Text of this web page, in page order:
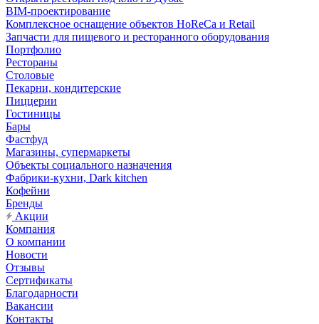
BIM-проектирование
Комплексное оснащение объектов HoReCa и Retail
Запчасти для пищевого и ресторанного оборудования
Портфолио
Рестораны
Столовые
Пекарни, кондитерские
Пиццерии
Гостиницы
Бары
Фастфуд
Магазины, супермаркеты
Объекты социального назначения
Фабрики-кухни, Dark kitchen
Кофейни
Бренды
Акции
Компания
О компании
Новости
Отзывы
Сертификаты
Благодарности
Вакансии
Контакты